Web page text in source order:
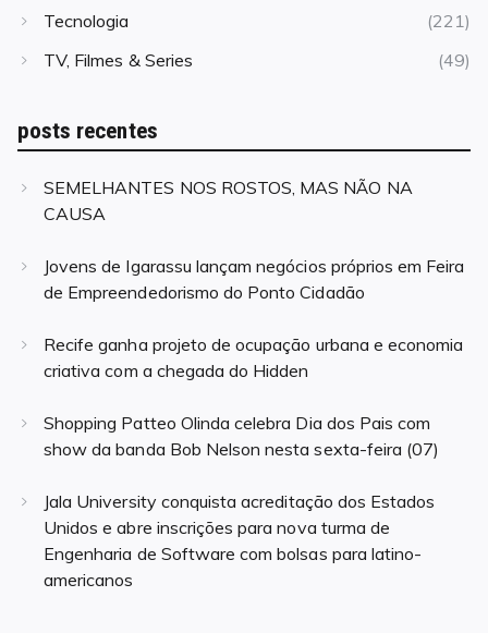
Tecnologia
(221)
TV, Filmes & Series
(49)
posts recentes
SEMELHANTES NOS ROSTOS, MAS NÃO NA
CAUSA
Jovens de Igarassu lançam negócios próprios em Feira
de Empreendedorismo do Ponto Cidadão
Recife ganha projeto de ocupação urbana e economia
criativa com a chegada do Hidden
Shopping Patteo Olinda celebra Dia dos Pais com
show da banda Bob Nelson nesta sexta-feira (07)
Jala University conquista acreditação dos Estados
Unidos e abre inscrições para nova turma de
Engenharia de Software com bolsas para latino-
americanos